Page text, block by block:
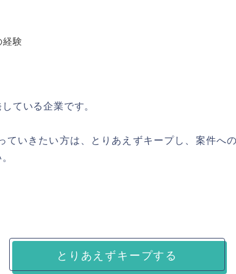
験
ている企業です。
いきたい方は、とりあえずキープし、案件へ
とりあえずキープする